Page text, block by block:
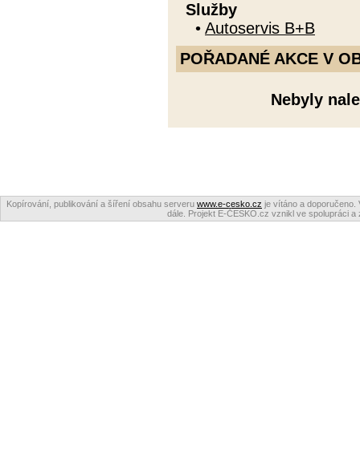
Služby
• Autoservis B+B
POŘADANÉ AKCE V
Nebyly
Kopírování, publikování a šíření obsahu serveru www.e-cesko.cz je vítáno a doporučeno.
dále. Projekt E-ČESKO.cz vznikl ve spolupráci